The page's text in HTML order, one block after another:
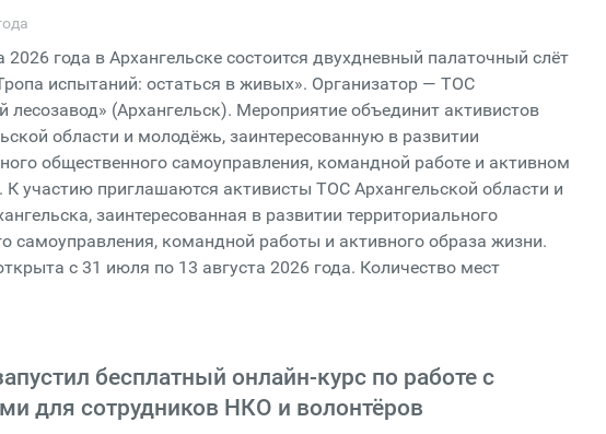
2026 года в Архангельске состоится двухдневный палаточный слёт
испытаний: остаться в живых». Организатор — ТОС
лесозавод» (Архангельск). Мероприятие объединит активистов
области и молодёжь, заинтересованную в развитии
общественного самоуправления, командной работе и активном
К участию приглашаются активисты ТОС Архангельской области и
заинтересованная в развитии территориального
самоуправления, командной работы и активного образа жизни.
с 31 июля по 13 августа 2026 года. Количество мест
бесплатный онлайн-курс по работе с
для сотрудников НКО и волонтёров